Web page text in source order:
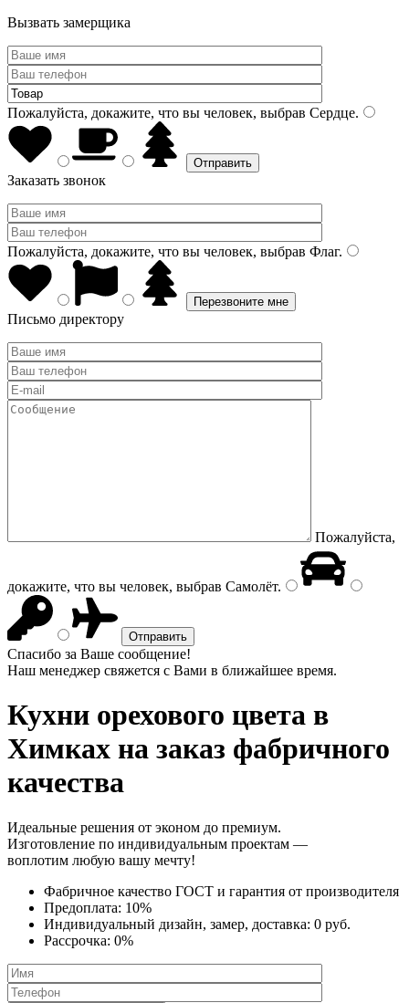
Вызвать замерщика
Пожалуйста, докажите, что вы человек, выбрав Сердце.
Заказать звонок
Пожалуйста, докажите, что вы человек, выбрав Флаг.
Письмо директору
Пожалуйста,
докажите, что вы человек, выбрав Самолёт.
Спасибо за Ваше сообщение!
Наш менеджер свяжется с Вами в ближайшее время.
Кухни орехового цвета в
Химках на заказ фабричного
качества
Идеальные решения от эконом до премиум.
Изготовление по индивидуальным проектам —
воплотим любую вашу мечту!
Фабричное качество ГОСТ и гарантия от производителя
Предоплата: 10%
Индивидуальный дизайн, замер, доставка: 0 руб.
Рассрочка: 0%